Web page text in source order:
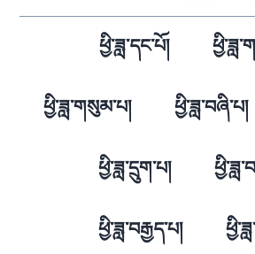
ཕྱི་ཟླ་དང་པོ།
ཕྱི་ཟླ་གསུམ་པ། ཕྱི་ཟླ་བཞི་པ།
ཕྱི་ཟླ་དྲུག་པ།
ཕྱི་ཟླ་བརྒྱད་པ།